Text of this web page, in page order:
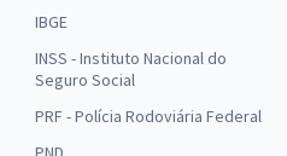
IBGE
INSS - Instituto Nacional do
Seguro Social
PRF - Polícia Rodoviária Federal